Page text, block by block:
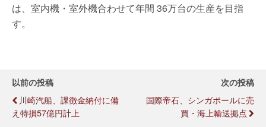
は、室内機・室外機合わせて年間 36万台の生産を目指
す。
以前の投稿
川崎汽船、課徴金納付に備
え特損57億円計上
次の投稿
国際帝石、シンガポールに売
買・海上輸送拠点